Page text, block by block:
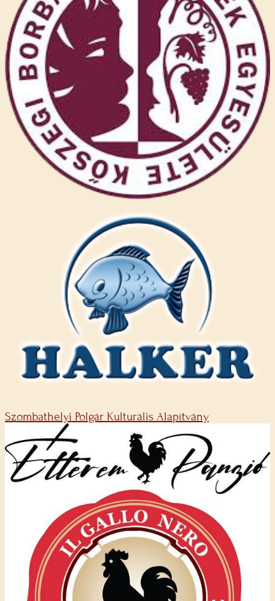
Szombathelyi Polgár Kulturális Alapítvány